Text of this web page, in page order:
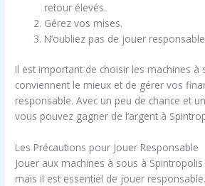
retour élevés.
Gérez vos mises.
N’oubliez pas de jouer
Il est important de choisir les machines à
conviennent le mieux et de gérer vos
responsable. Avec un peu de chance et
vous pouvez gagner de l’argent à
Les Précautions pour Jouer Responsable
Jouer aux machines à sous à
mais il est essentiel de jouer